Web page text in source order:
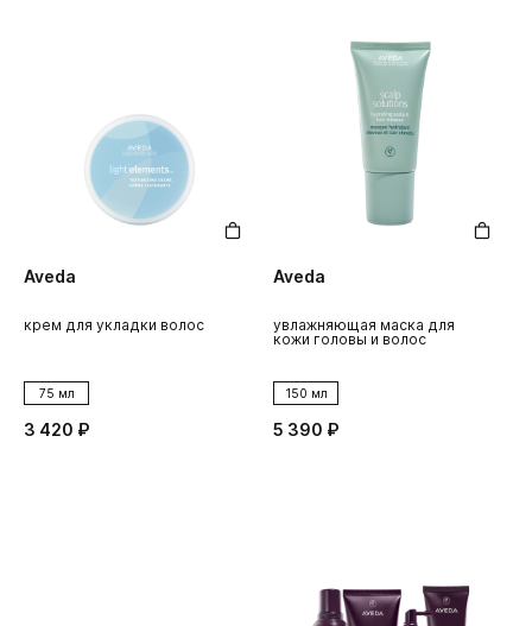
Aveda
крем для укладки волос
75 мл
3 420 ₽
Aveda
увлажняющая маска для
кожи головы и волос
150 мл
5 390 ₽